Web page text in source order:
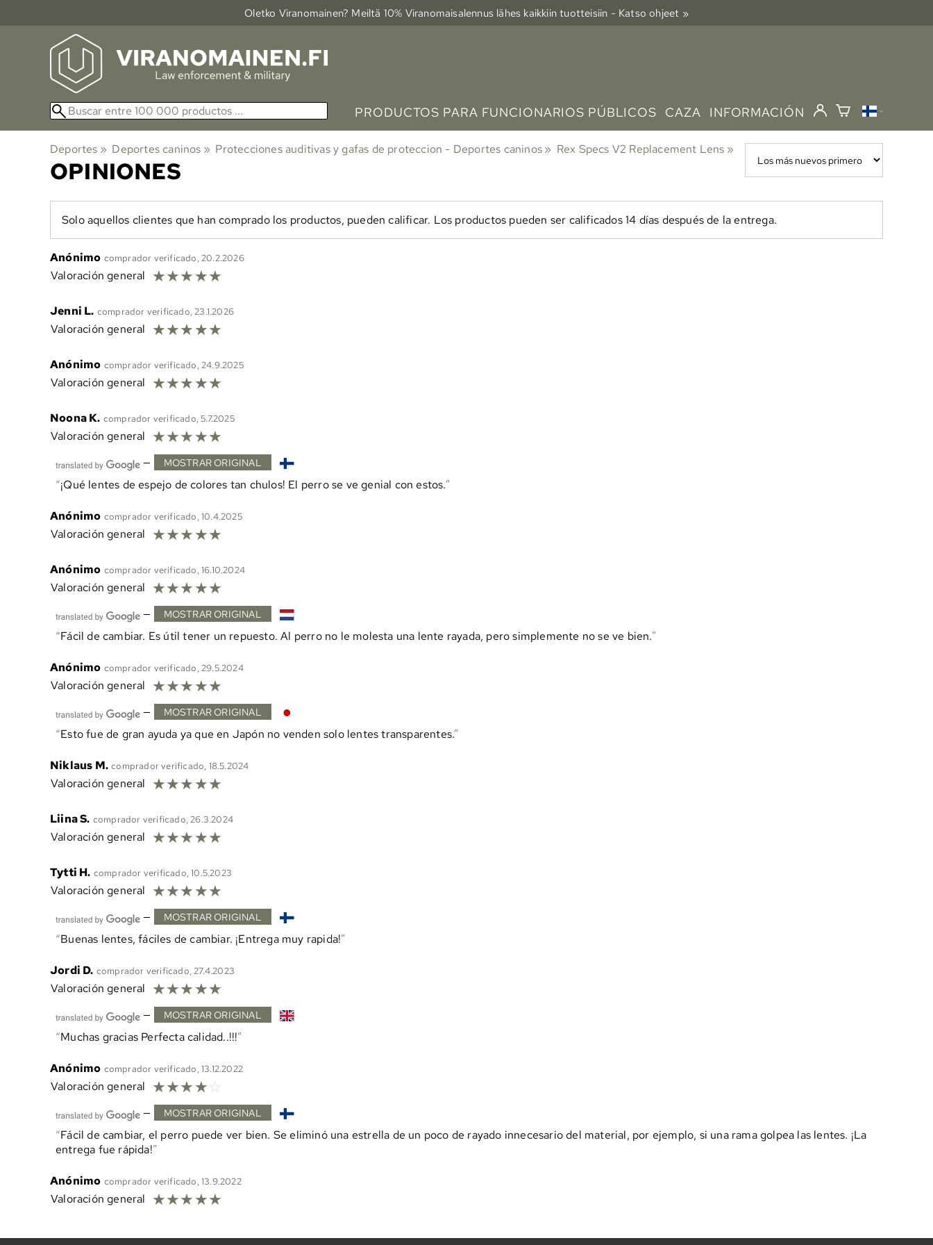
Oletko Viranomainen? Meiltä 10% Viranomais­alennus lähes kaikkiin tuotteisiin - Katso ohjeet »
PRODUCTOS PARA FUNCIONARIOS PÚBLICOS CAZA INFORMACIÓN
Deportes ‪» Deportes caninos ‪» Protecciones auditivas y gafas de proteccion - Deportes caninos‪» Rex Specs V2 Replacement Lens ‪»
OPINIONES
Solo aquellos clientes que han comprado los productos, pueden calificar. Los productos pueden ser calificados 14 días después de la entrega.
Anónimo comprador verificado, 20.2.2026
Valoración general ☆☆☆☆☆
Jenni L. comprador verificado, 23.1.2026
Valoración general ☆☆☆☆☆
Anónimo comprador verificado, 24.9.2025
Valoración general ☆☆☆☆☆
Noona K. comprador verificado, 5.7.2025
Valoración general ☆☆☆☆☆
— MOSTRAR ORIGINAL
¡Qué lentes de espejo de colores tan chulos! El perro se ve genial con estos.
Anónimo comprador verificado, 10.4.2025
Valoración general ☆☆☆☆☆
Anónimo comprador verificado, 16.10.2024
Valoración general ☆☆☆☆☆
— MOSTRAR ORIGINAL
Fácil de cambiar. Es útil tener un repuesto. Al perro no le molesta una lente rayada, pero simplemente no se ve bien.
Anónimo comprador verificado, 29.5.2024
Valoración general ☆☆☆☆☆
— MOSTRAR ORIGINAL
Esto fue de gran ayuda ya que en Japón no venden solo lentes transparentes.
Niklaus M. comprador verificado, 18.5.2024
Valoración general ☆☆☆☆☆
Liina S. comprador verificado, 26.3.2024
Valoración general ☆☆☆☆☆
Tytti H. comprador verificado, 10.5.2023
Valoración general ☆☆☆☆☆
— MOSTRAR ORIGINAL
Buenas lentes, fáciles de cambiar. ¡Entrega muy rapida!
Jordi D. comprador verificado, 27.4.2023
Valoración general ☆☆☆☆☆
— MOSTRAR ORIGINAL
Muchas gracias Perfecta calidad..!!!
Anónimo comprador verificado, 13.12.2022
Valoración general ☆☆☆☆☆
— MOSTRAR ORIGINAL
Fácil de cambiar, el perro puede ver bien. Se eliminó una estrella de un poco de rayado innecesario del material, por ejemplo, si una rama golpea las lentes. ¡La
entrega fue rápida!
Anónimo comprador verificado, 13.9.2022
Valoración general ☆☆☆☆☆